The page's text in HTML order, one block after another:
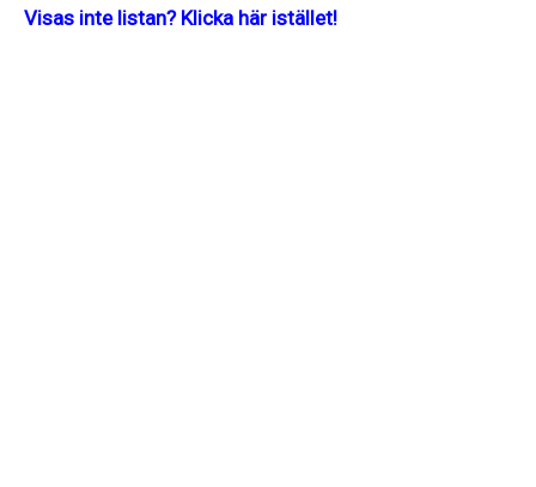
Visas inte listan? Klicka här istället!